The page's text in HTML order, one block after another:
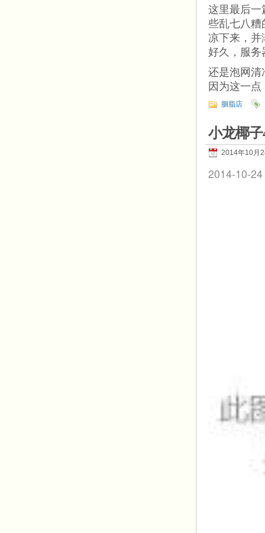
这里最后一
些乱七八糟
凉下来，并
好久，服务
还是泡网清
因为这一
胭脂店
小龙椰子
2014年10月
2014-10-24